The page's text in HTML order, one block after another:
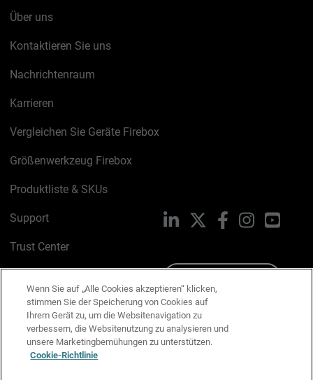
Über uns
Kontaktieren Sie uns
Nachrichtenraum
Karrieren
Vergleichen Sie Geräte Firebox
Größenwerkzeug Firebox
Produktliste & SKUs
Support
Trust Center
Cookie-Richtlinie
Datenschutzrichtlinie
Media & Brand Kit
LinkedIn FacebookInstagram
Wenn Sie auf „Alle Cookies akzeptieren“ klicken,
stimmen Sie der Speicherung von Cookies auf
Ihrem Gerät zu, um die Websitenavigation zu
verbessern, die Websitenutzung zu analysieren und
unsere Marketingbemühungen zu unterstützen.
Cookie-Richtlinie